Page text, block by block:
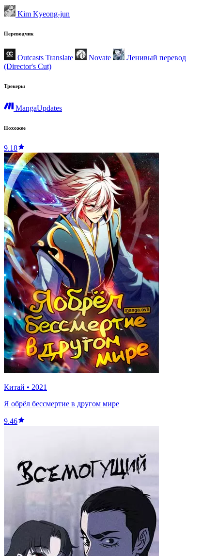
Kim Kyeong-jun
Переводчик
Outcasts Translate Novate
Ленивый перевод
(Director's Cut)
Трекеры
MangaUpdates
Похожее
9.18
Китай • 2021
Я обрёл бессмертие в другом мире
9.46